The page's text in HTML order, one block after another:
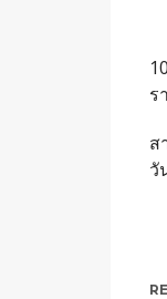
ร
ส
วั